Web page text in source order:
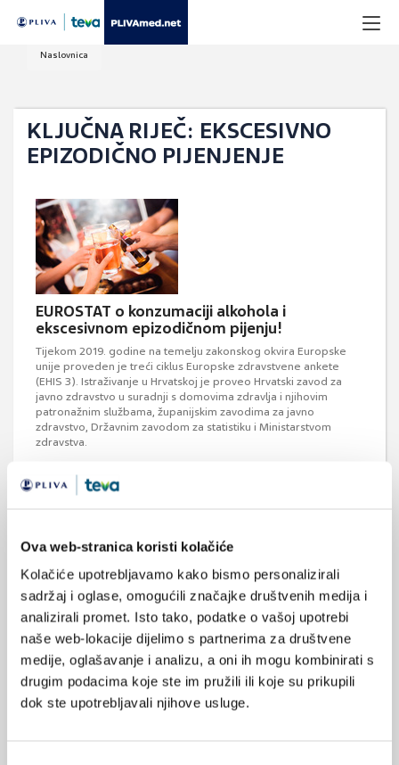
Ova web-stranica koristi kolačiće
Kolačiće upotrebljavamo kako bismo personalizirali
sadržaj i oglase, omogućili značajke društvenih medija i
analizirali promet. Isto tako, podatke o vašoj upotrebi
naše web-lokacije dijelimo s partnerima za društvene
medije, oglašavanje i analizu, a oni ih mogu kombinirati s
drugim podacima koje ste im pružili ili koje su prikupili
dok ste upotrebljavali njihove usluge.
Naslovnica
KLJUČNA RIJEČ: EKSCESIVNO
EPIZODIČNO PIJENJENJE
EUROSTAT o konzumaciji alkohola i
ekscesivnom epizodičnom pijenju!
Tijekom 2019. godine na temelju zakonskog okvira Europske
unije proveden je treći ciklus Europske zdravstvene ankete
(EHIS 3). Istraživanje u Hrvatskoj je proveo Hrvatski zavod za
javno zdravstvo u suradnji s domovima zdravlja i njihovim
patronažnim službama, županijskim zavodima za javno
zdravstvo, Državnim zavodom za statistiku i Ministarstvom
zdravstva.
Medicus (1/2026)
zdravlje
Medicus (2/2025)
Muško zdravlje